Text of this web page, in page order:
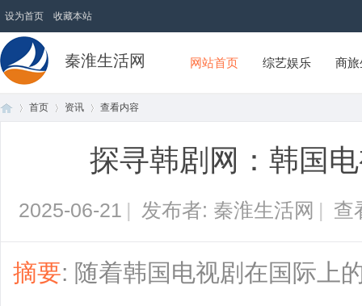
设为首页 收藏本站
秦淮生活网 网站首页 综艺娱乐 商
首页 资讯 查看内容
探寻韩剧网：韩国
2025-06-21 | 发布者: 秦淮生活网 | 查
摘要: 随着韩国电视剧在国际上